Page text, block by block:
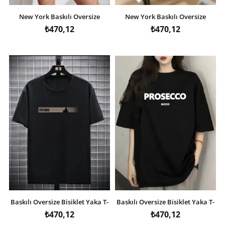
New York Baskılı Oversize
Bisiklet Yaka T-shirt - Beyaz
₺470,12
New York Baskılı Oversize
Bisiklet Yaka T-shirt - Siyah
₺470,12
Baskılı Oversize Bisiklet Yaka T-
shirt - Siyah
₺470,12
Baskılı Oversize Bisiklet Yaka T-
shirt - Siyah
₺470,12